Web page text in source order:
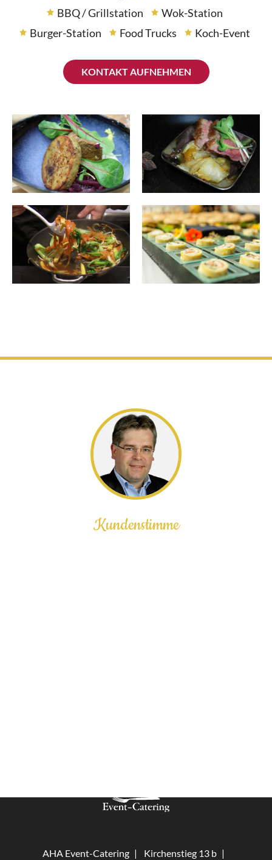
BBQ / Grillstation
Wok-Station
Burger-Station
Food Trucks Koch-Event
KONTAKT AUFNEHMEN
Kundenstimme
AHA Event-Catering Kirchenstieg 13 b